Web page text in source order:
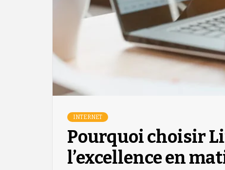
INTERNET
Pourquoi choisir
l’excellence en